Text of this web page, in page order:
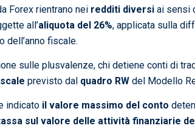
Forex rientrano nei redditi diversi ai sensi
all’aliquota del 26%, applicata sulla
dell’anno fiscale.
sulle plusvalenze, chi detiene conti di
previsto dal quadro RW del Modello
indicato il valore massimo del conto
sul valore delle attività finanziarie